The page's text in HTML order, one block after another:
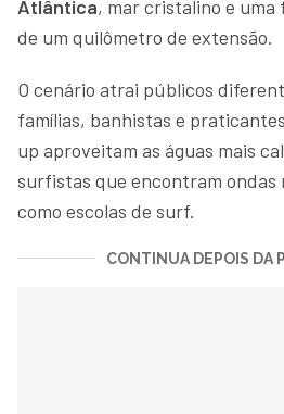
Atlântica, mar cristalino e uma
de um quilômetro de extensão.
O cenário atrai públicos
famílias, banhistas e
up aproveitam as águas mais
surfistas que encontram ondas
como escolas de surf.
CONTINUA DEPOIS DA